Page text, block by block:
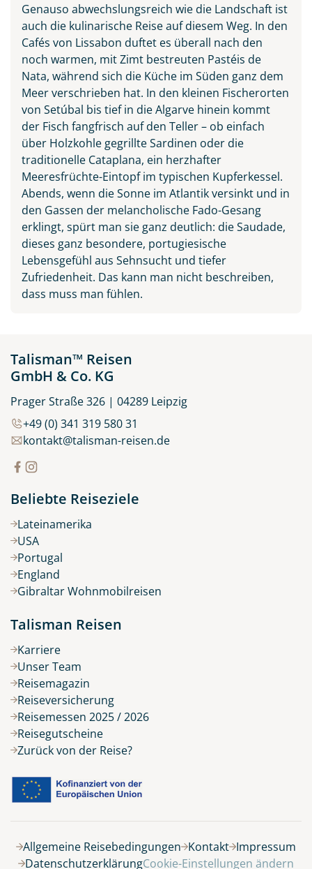
Praia do Camilo an der
Algarve, Portugal
© Balate Dorin - stock.adobe.com
Belegung
Genauso abwechslungsreich wie die Landschaft ist
auch die kulinarische Reise auf diesem Weg. In den
Cafés von Lissabon duftet es überall nach den
noch warmen, mit Zimt bestreuten Pastéis de
Nata, während sich die Küche im Süden ganz dem
Meer verschrieben hat. In den kleinen Fischerorten
von Setúbal bis tief in die Algarve hinein kommt
der Fisch fangfrisch auf den Teller – ob einfach
über Holzkohle gegrillte Sardinen oder die
traditionelle Cataplana, ein herzhafter
Meeresfrüchte-Eintopf im typischen Kupferkessel.
Abends, wenn die Sonne im Atlantik versinkt und in
den Gassen der melancholische Fado-Gesang
erklingt, spürt man sie ganz deutlich: die Saudade,
dieses ganz besondere, portugiesische
Lebensgefühl aus Sehnsucht und tiefer
Zufriedenheit. Das kann man nicht beschreiben,
dass muss man fühlen.
Talisman™ Reisen
GmbH & Co. KG
Prager Straße 326 | 04289 Leipzig
+49 (0) 341 319 580 31
kontakt@talisman-reisen.de
Beliebte Reiseziele
Lateinamerika
USA
Portugal
England
Gibraltar Wohnmobilreisen
Talisman Reisen
Karriere
Unser Team
Reisemagazin
Reiseversicherung
Reisemessen 2025 / 2026
Reisegutscheine
Zurück von der Reise?
Allgemeine Reisebedingungen Kontakt Impressum
DatenschutzerklärungCookie-Einstellungen ändern